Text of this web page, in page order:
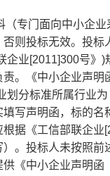
专门面向中小企
否则投标无效。投
企业[2011]300号
。《中小企业声
划分标准所属行业
写声明函，标的
据《工信部联企
。投标人未按照
《中小企业声明